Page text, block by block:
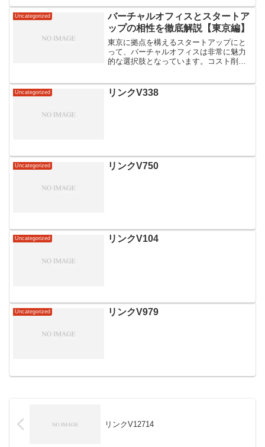
Uncategorized
バーチャルオフィスとスタートア
ップの相性を徹底解説【東京編】
東京に拠点を構えるスタートアップにと
って、バーチャルオフィスは非常に魅力
的な選択肢となっています。コスト削減
す。この記事では、東京でのバーチャル
オフィスの利用方法やメリッ...
Uncategorized リンクV338
Uncategorized リンクV750
Uncategorized リンクV104
Uncategorized リンクV979
リンクV12714